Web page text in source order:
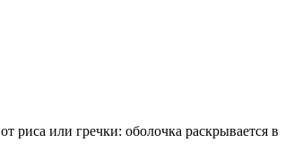
риса или гречки: оболочка раскрывается в